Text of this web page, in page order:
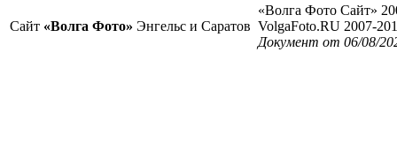
Сайт «Волга Фото» Энгельс и Саратов
«Волга Фото Сайт»
VolgaFoto.RU 2007-
Документ от 06/08/